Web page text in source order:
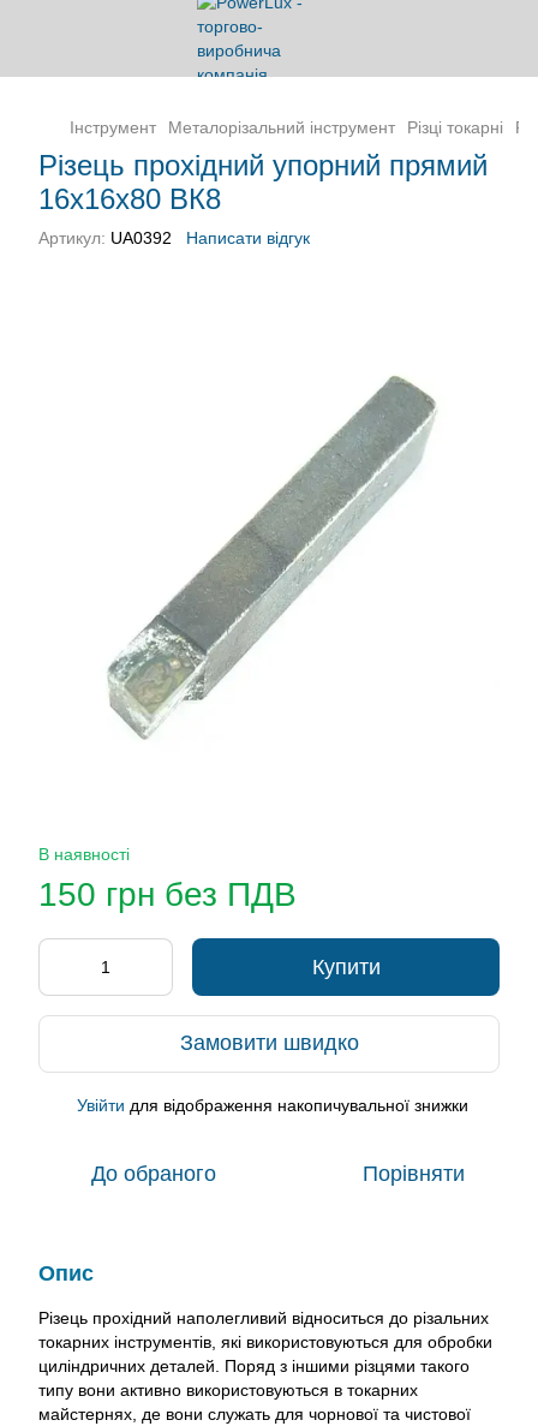
Інструмент Металорізальний інструмент Різці токарні
Різець прохідний упорний прямий
16х16х80 ВК8
Артикул: UA0392 Написати відгук
В наявності
150 грн без ПДВ
Купити
Замовити швидко
Увійти для відображення накопичувальної знижки
До обраного Порівняти
Опис
Різець прохідний наполегливий відноситься до різальних
токарних інструментів, які використовуються для обробки
циліндричних деталей. Поряд з іншими різцями такого
типу вони активно використовуються в токарних
майстернях, де вони служать для чорнової та чистової